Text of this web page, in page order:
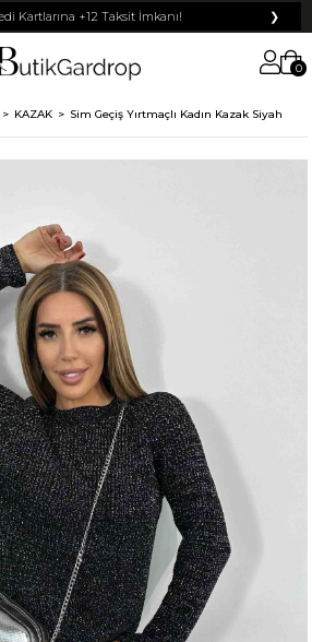
Kartlarına +12 Taksit İmkanı! ❯
0
KAZAK Sim Geçiş Yırtmaçlı Kadın Kazak Siyah
% 10
200 TL
KARGO
250 TL
% 5
ve benzeri amaçlarla tarafıma ticari elektronik ileti
Elektronik Ticari İleti Aydınlatma Metni
kapsamında tarafınızca korunmasını, sms ve
bilgilendirmeleri almayıkabul ediyorum.
Çevir Kazan